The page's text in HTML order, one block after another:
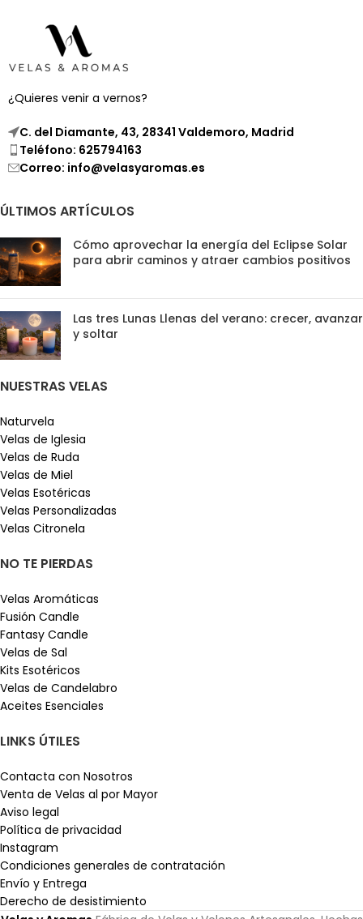
¿Quieres venir a vernos?
C. del Diamante, 43, 28341 Valdemoro, Madrid
Teléfono: 625794163
Correo: info@velasyaromas.es
ÚLTIMOS ARTÍCULOS
Cómo aprovechar la energía del Eclipse Solar
para abrir caminos y atraer cambios positivos
Las tres Lunas Llenas del verano: crecer, avanzar
y soltar
NUESTRAS VELAS
Naturvela
Velas de Iglesia
Velas de Ruda
Velas de Miel
Velas Esotéricas
Velas Personalizadas
Velas Citronela
NO TE PIERDAS
Velas Aromáticas
Fusión Candle
Fantasy Candle
Velas de Sal
Kits Esotéricos
Velas de Candelabro
Aceites Esenciales
LINKS ÚTILES
Contacta con Nosotros
Venta de Velas al por Mayor
Aviso legal
Política de privacidad
Instagram
Condiciones generales de contratación
Envío y Entrega
Derecho de desistimiento